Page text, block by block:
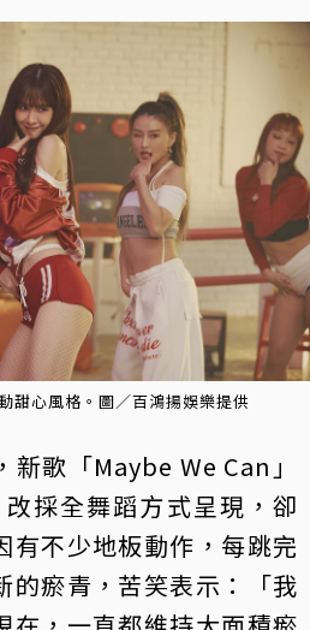
甜心風格。圖／百鴻揚娛樂提供
新歌「Maybe We Can」
採全舞蹈方式呈現，卻
有不少地板動作，每跳完
的瘀青，苦笑表示：「我